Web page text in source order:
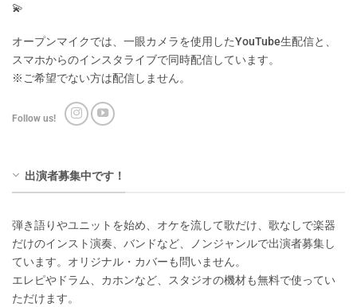
💫
オープンマイクでは、一眼カメラを使用したYouTube生配信と、
スマホからのインスタライブで同時配信しています。
※ご希望でない方は配信しません。
Follow us!
出演者募集中です！
弾き語りやユニットを始め、オケを流して歌だけ、歌なしで楽器
だけのインスト演奏、バンドなど、ノンジャンルで出演者募集し
ています。オリジナル・カバーも問いません。
エレピやドラム、カホンなど、スタジオの機材も無料で使ってい
ただけます。